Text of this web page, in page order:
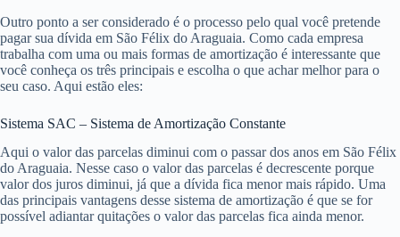
Outro ponto a ser considerado é o processo pelo qual você pretende
pagar sua dívida em São Félix do Araguaia. Como cada empresa
trabalha com uma ou mais formas de amortização é interessante que
você conheça os três principais e escolha o que achar melhor para o
seu caso. Aqui estão eles:
Sistema SAC – Sistema de Amortização Constante
Aqui o valor das parcelas diminui com o passar dos anos em São Félix
do Araguaia. Nesse caso o valor das parcelas é decrescente porque
valor dos juros diminui, já que a dívida fica menor mais rápido. Uma
das principais vantagens desse sistema de amortização é que se for
possível adiantar quitações o valor das parcelas fica ainda menor.